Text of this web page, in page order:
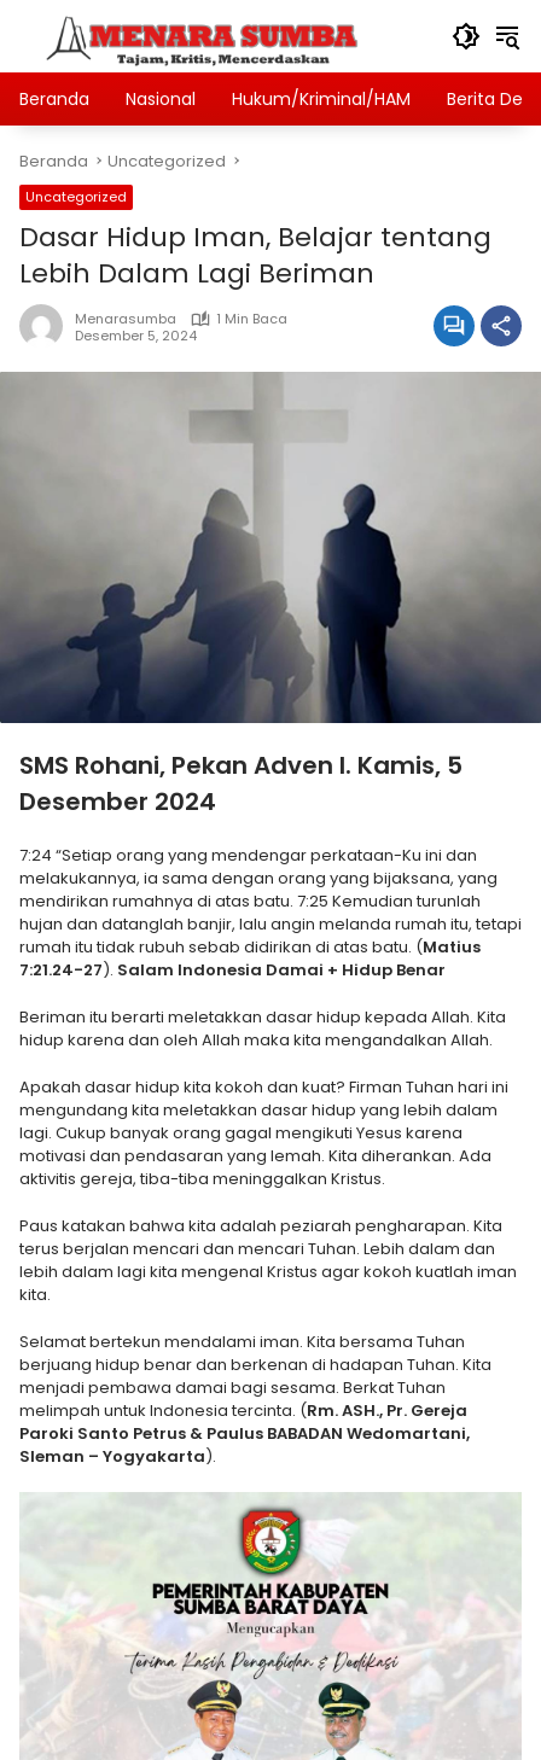
Langsung
konten
Beranda
Nasional Hukum/Kriminal/HAM Berita Desa
Beranda Uncategorized
Uncategorized
Dasar Hidup Iman, Belajar tentang
Lebih Dalam Lagi Beriman
Menarasumba
1 Min Baca
Desember 5, 2024
SMS Rohani, Pekan Adven I. Kamis, 5
Desember 2024
7:24 “Setiap orang yang mendengar perkataan-Ku ini dan
melakukannya, ia sama dengan orang yang bijaksana, yang
mendirikan rumahnya di atas batu. 7:25 Kemudian turunlah
hujan dan datanglah banjir, lalu angin melanda rumah itu, tetapi
rumah itu tidak rubuh sebab didirikan di atas batu. (Matius
7:21.24-27). Salam Indonesia Damai + Hidup Benar
Beriman itu berarti meletakkan dasar hidup kepada Allah. Kita
hidup karena dan oleh Allah maka kita mengandalkan Allah.
Apakah dasar hidup kita kokoh dan kuat? Firman Tuhan hari ini
mengundang kita meletakkan dasar hidup yang lebih dalam
lagi. Cukup banyak orang gagal mengikuti Yesus karena
motivasi dan pendasaran yang lemah. Kita diherankan. Ada
aktivitis gereja, tiba-tiba meninggalkan Kristus.
Paus katakan bahwa kita adalah peziarah pengharapan. Kita
terus berjalan mencari dan mencari Tuhan. Lebih dalam dan
lebih dalam lagi kita mengenal Kristus agar kokoh kuatlah iman
kita.
Selamat bertekun mendalami iman. Kita bersama Tuhan
berjuang hidup benar dan berkenan di hadapan Tuhan. Kita
menjadi pembawa damai bagi sesama. Berkat Tuhan
melimpah untuk Indonesia tercinta. (Rm. ASH., Pr. Gereja
Paroki Santo Petrus & Paulus BABADAN Wedomartani,
Sleman – Yogyakarta).